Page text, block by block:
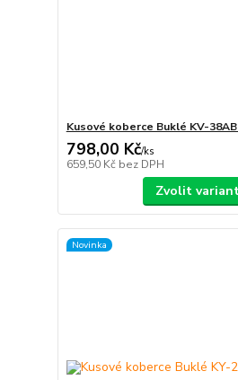
Kusové koberce Buklé KV-
798,00 Kč/ks
659,50 Kč bez DPH
Zvolit
Novinka